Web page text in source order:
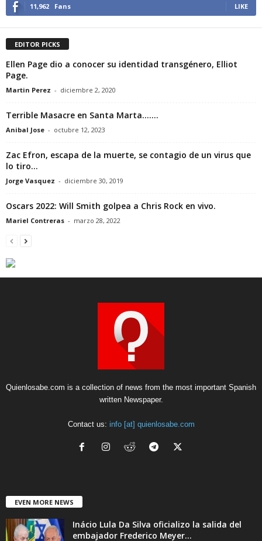
11,962 Fans LIKE
EDITOR PICKS
Ellen Page dio a conocer su identidad transgénero, Elliot
Page.
Martin Perez - diciembre 2, 2020
Terrible Masacre en Santa Marta…….
Anibal Jose - octubre 12, 2023
Zac Efron, escapa de la muerte, se contagio de un virus que
lo tiro...
Jorge Vasquez - diciembre 30, 2019
Oscars 2022: Will Smith golpea a Chris Rock en vivo.
Mariel Contreras - marzo 28, 2022
Quienlosabe.com is a collection of news from the most important Spanish
written Newspaper.
Contact us: info [at] quienlosabe.com
EVEN MORE NEWS
Inácio Lula Da Silva oficializo la salida del
embajador Frederico Meyer...